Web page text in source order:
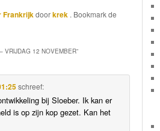
Frankrijkdoorkrek . Bookmark de
VRIJDAG 12 NOVEMBER”
schreef:
bij Sloeber. Ik kan er
is op zijn kop gezet. Kan het